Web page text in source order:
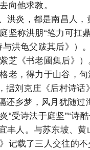
向他求教。
洪炎，都是南昌人，
坚称洪朋“笔力可扛
与洪龟父跋其后》）
芝《书老圃集后》
老，得力于山谷，句
据刘克庄《后村诗话
还乡梦，风月犹随过
“受诗法于庭坚”“诗酷
丰人。与苏东坡、黄
记载了三人交往的